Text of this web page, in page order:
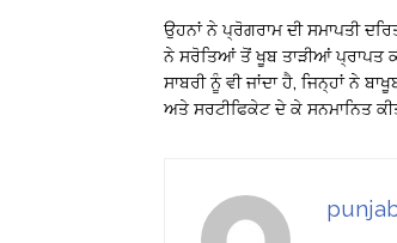
ਉਹਨਾਂ ਨੇ ਪ੍ਰੋਗਰਾਮ ਦੀ ਸਮਾਪਤੀ
ਨੇ ਸਰੋਤਿਆਂ ਤੋਂ ਖੂਬ ਤਾੜੀਆਂ ਪ੍ਰਾਪਤ
ਸਾਬਰੀ ਨੂੰ ਵੀ ਜਾਂਦਾ ਹੈ, ਜਿਨ੍ਹਾਂ ਨੇ
ਅਤੇ ਸਰਟੀਫਿਕੇਟ ਦੇ ਕੇ ਸਨਮਾਨਿਤ